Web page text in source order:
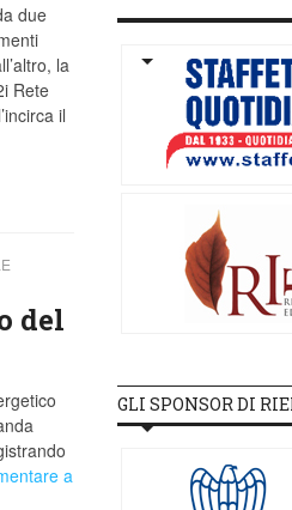
due
la
Rete
il
del
a
GLI SPONSOR DI